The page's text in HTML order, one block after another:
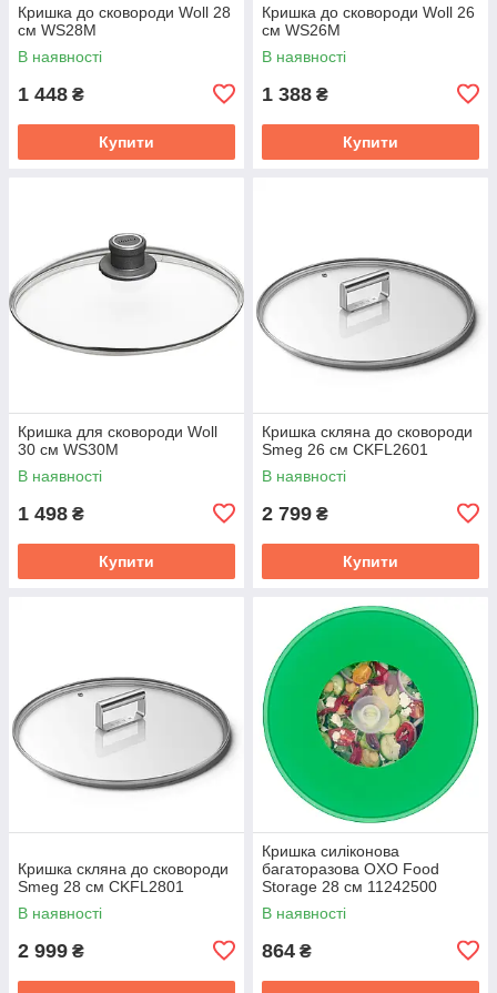
Кришка до сковороди Woll 28
см WS28M
В наявності
1 448 ₴
Купити
Кришка до сковороди Woll 26
см WS26M
В наявності
1 388 ₴
Купити
Кришка для сковороди Woll
30 см WS30M
В наявності
1 498 ₴
Купити
Кришка скляна до сковороди
Smeg 26 см CKFL2601
В наявності
2 799 ₴
Купити
Кришка скляна до сковороди
Smeg 28 см CKFL2801
В наявності
2 999 ₴
Кришка силіконова
багаторазова OXO Food
Storage 28 см 11242500
В наявності
864 ₴